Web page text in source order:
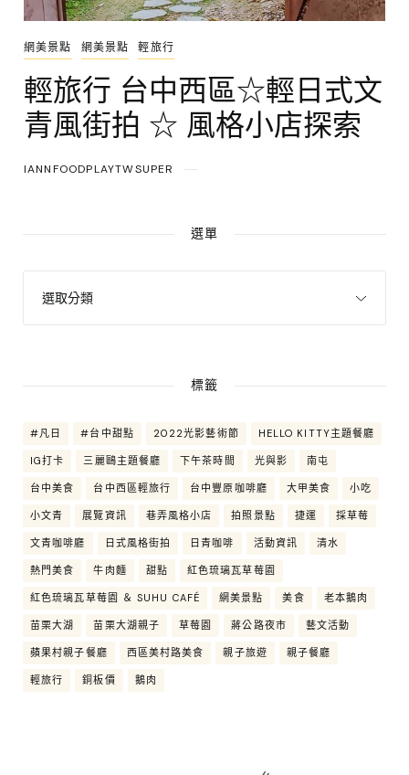
網美景點 網美景點 輕旅行
輕旅行 台中西區☆輕日式文
青風街拍 ☆ 風格小店探索
IANNFOODPLAYTWSUPER
選單
標籤
#凡日 #台中甜點 2022光影藝術節 HELLO KITTY主題餐廳
IG打卡 三麗鷗主題餐廳 下午茶時間 光與影 南屯
台中美食 台中西區輕旅行 台中豐原咖啡廳 大甲美食 小吃
小文青 展覽資訊 巷弄風格小店 拍照景點 捷運 採草莓
文青咖啡廳 日式風格街拍 日青咖啡 活動資訊 清水
熱門美食 牛肉麵 甜點 紅色琉璃瓦草莓園
紅色琉璃瓦草莓園 ＆ SUHU CAFÉ 網美景點 美食 老本鵝肉
苗栗大湖 苗栗大湖親子 草莓園 蔣公路夜市 藝文活動
蘋果村親子餐廳 西區美村路美食 親子旅遊 親子餐廳
輕旅行 銅板價 鵝肉